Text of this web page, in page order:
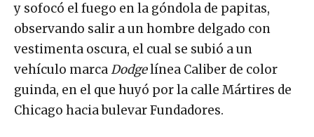
y sofocó el fuego en la góndola de papitas,
observando salir a un hombre delgado con
vestimenta oscura, el cual se subió a un
vehículo marcaDodgelínea Caliber de color
guinda, en el que huyó por la calle Mártires de
Chicago hacia bulevar Fundadores.